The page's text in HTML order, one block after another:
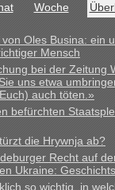
Woche
Oles Busina: ein
Mensch
bei der Zeitung
uns etwa
auch töten.»
befürchten
die Hrywnja ab?
Recht auf
Ukraine:
so wichtig, in